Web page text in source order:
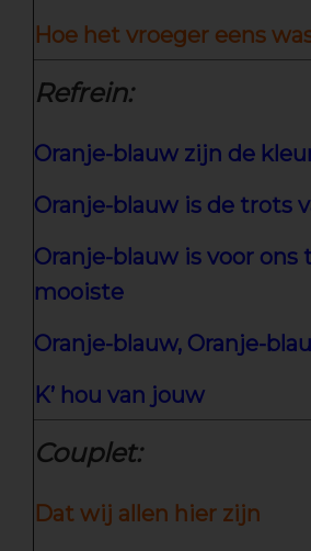
Hoe het vroeger eens
Refrein:
Oranje-blauw zijn de
Oranje-blauw is de trots
Oranje-blauw is voor ons
mooiste
Oranje-blauw, Oranje-
K’ hou van jouw
Couplet:
Dat wij allen hier zijn